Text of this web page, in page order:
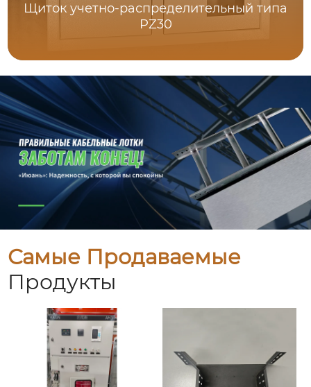
Щиток учетно-распределительный типа
PZ30
Самые Продаваемые
Продукты